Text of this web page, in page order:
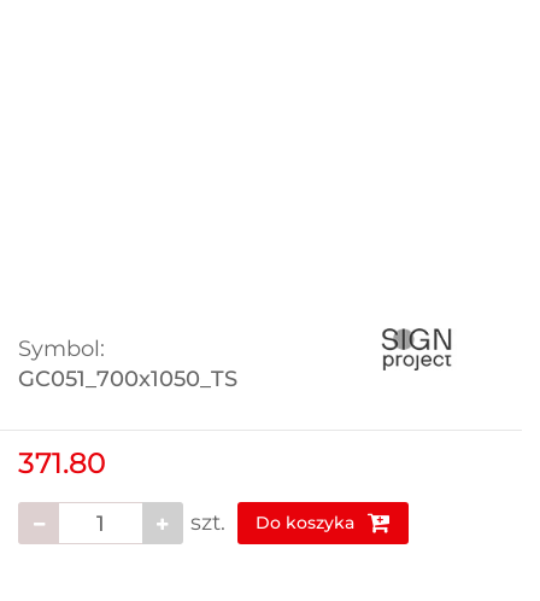
Symbol:
GC051_700x1050_TS
371.80
szt. Do koszyka